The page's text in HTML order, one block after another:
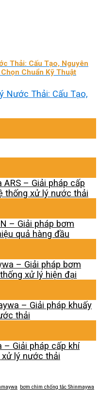
Thải: Cấu Tạo, Nguyên
Chuẩn Kỹ Thuật
Nước Thải: Cấu Tạo,
– Giải pháp cấp
thống xử lý nước thải
– Giải pháp bơm
quả hàng đầu
– Giải pháp bơm
xử lý hiện đại
– Giải pháp khuấy
thải
– Giải pháp cấp khí
xử lý nước thải
bơm chìm chống tắc Shinmaywa